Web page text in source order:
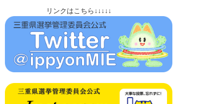
リンクはこちら↓↓↓↓↓